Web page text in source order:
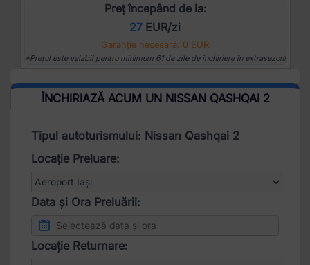
Preț începând de la:
27 EUR/zi
Garanție necesară: 0 EUR
*Prețul este valabil pentru minimum 61 de zile de închiriere în extrasezon!
ÎNCHIRIAZĂ ACUM UN NISSAN QASHQAI 2
Tipul autoturismului: Nissan Qashqai 2
Locație Preluare:
Data și Ora Preluării:
Locație Returnare: